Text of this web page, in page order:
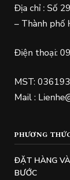
Địa chỉ : Số
– Thành phố
Điện thoại:
MST:
Mail :
PHƯƠNG
ĐẶT HÀNG
BƯỚC